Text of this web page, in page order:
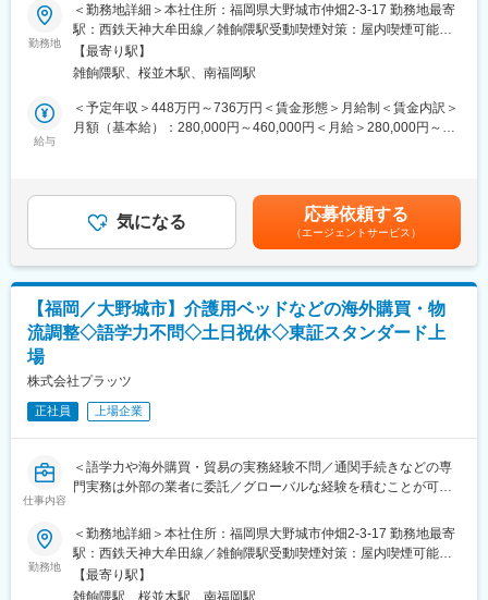
■社風：
若い社員が多く活気の有る職場です。（平均年齢も30代前半）ま
た事業部長も40代前半と若い社員にもチャンスを与える風土があ
内でバンドも組んだりしており、社員同士が仲が非常に良いで
す。
■業務概要
累計約70万台の出荷実績を持ち、国内トップクラスのシェアを誇
る介護ベッド等の国内大手メーカーにて、物流管理をお任せしま
す。
※まずは国内物流（在庫管理・配送手配等）を主軸にお任せし、経
験・適性に応じて将来的に海外工場・物流業者との調整等へ業務
を広げます。
＜国内物流＞
◇国内の物流会社や営業と連携した、最適な在庫管理・倉庫管理
◇輸送手配、受注処理など
◇輸出入関連業務、商品の発注（通関は外注）
◇仕入先の評価、価格調整、サプライヤー選定・契約交渉
◇海外（ベトナムや中国の工場）で生産され、日本国内に届いた
がらお客様のもとへ遅滞なく届ける手配（倉庫管理、輸送手配、
在庫管理、受注処理など）を行うのがメインの役割です。
の領域へ業務を広げることが可能。海外の物流業者との納期調
整、輸入・輸出関連業務（通関手続き自体は外部委託）、仕入先
の評価や価格交渉など、グローバルな経験を積むことができま
す。
勤務地
＜勤務地詳細＞本社住所：福岡県大野城市仲畑2-3-17 勤務地最寄
駅：西鉄天神大牟田線／雑餉隈駅受動喫煙対策：屋内喫煙可能場
所あり変更の範囲：会社の定める事業所（リモートワーク含む）
【最寄り駅】
雑餉隈駅、桜並木駅、南福岡駅
給与
＜予定年収＞448万円～736万円＜賃金形態＞月給制＜賃金内訳＞
月額（基本給）：280,000円～460,000円＜月給＞280,000円～
社13年目 管理職（月給40万円+賞与）賃金はあくまでも目安の金
額であり、選考を通じて上下する可能性があります。月給(月額)は
固定手当を含めた表記です。
気になる 応募依頼する
（エージェントサービス）
【福岡／大野城市】介護用ベッドなどの海外購買・物
流調整◇語学力不問◇土日祝休◇東証スタンダード上
場
株式会社プラッツ
正社員 上場企業
仕事内容
＜語学力や海外購買・貿易の実務経験不問／通関手続きなどの専
門実務は外部の業者に委託／グローバルな経験を積むことが可能
■当社について：
◇医療施設や介護施設、そして在宅向けの電動ベッドやマットレ
ス、手すりなどの周辺機器を企画・開発・製造・販売しているメ
勤務地
＜勤務地詳細＞本社住所：福岡県大野城市仲畑2-3-17 勤務地最寄
駅：西鉄天神大牟田線／雑餉隈駅受動喫煙対策：屋内喫煙可能場
所あり変更の範囲：会社の定める事業所（リモートワーク含む）
【最寄り駅】
雑餉隈駅、桜並木駅、南福岡駅